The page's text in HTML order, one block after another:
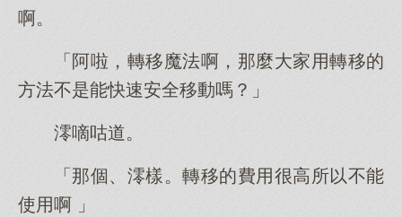
啊。
「阿啦，轉移魔法啊，那麼大家用轉移的
方法不是能快速安全移動嗎？」
澪嘀咕道。
「那個、澪樣。轉移的費用很高所以不能
使用啊 」